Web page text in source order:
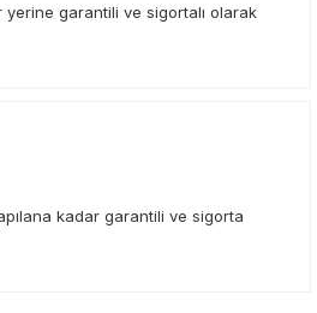
yerine garantili ve sigortalı olarak
kadar garantili ve sigorta